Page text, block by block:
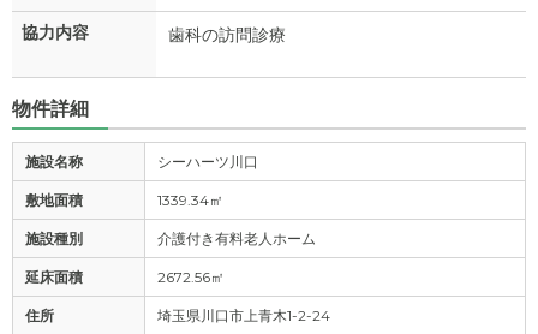
協力内容 歯科の訪問診療
物件詳細
施設名称 シーハーツ川口
敷地面積 1339.34㎡
施設種別 介護付き有料老人ホーム
延床面積 2672.56㎡
住所 埼玉県川口市上青木1-2-24